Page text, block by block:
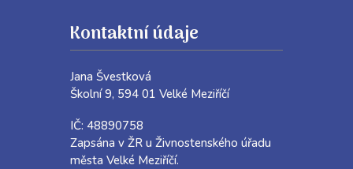
Kontaktní údaje
Jana Švestková
Školní 9, 594 01 Velké Meziříčí
IČ: 48890758
Zapsána v ŽR u Živnostenského úřadu
města Velké Meziříčí.